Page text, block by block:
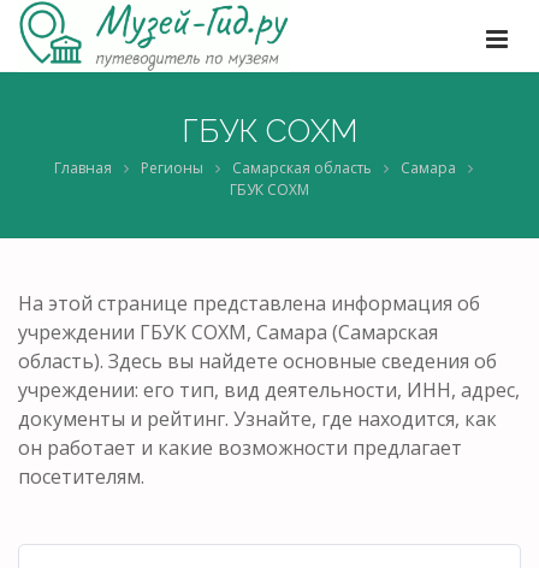
ГБУК СОХМ
Главная Регионы Самарская область
Самара
ГБУК СОХМ
На этой странице представлена информация об
учреждении ГБУК СОХМ, Самара (Самарская
область). Здесь вы найдете основные сведения об
учреждении: его тип, вид деятельности, ИНН, адрес,
документы и рейтинг. Узнайте, где находится, как
он работает и какие возможности предлагает
посетителям.